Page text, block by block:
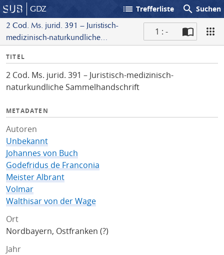
GDZ list Trefferliste search Suchen
2 Cod. Ms. jurid. 391 – Juristisch-
medizinisch-naturkundliche
1 : -
I
f
o
TITEL
2 Cod. Ms. jurid. 391 – Juristisch-medizinisch-
naturkundliche Sammelhandschrift
METADATEN
Autoren
Unbekannt
Johannes von Buch
Godefridus de Franconia
Meister Albrant
Volmar
Walthisar von der Wage
Ort
Nordbayern, Ostfranken (?)
Jahr